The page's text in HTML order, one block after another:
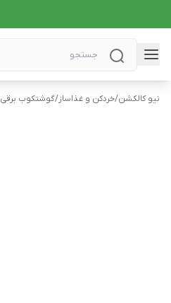
نیو کالکشن/خردکن و غذاساز/گوشتکوب برقی